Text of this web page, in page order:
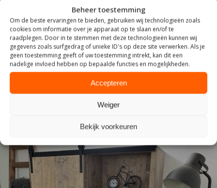
Beheer toestemming
Om de beste ervaringen te bieden, gebruiken wij technologieën zoals
cookies om informatie over je apparaat op te slaan en/of te
raadplegen. Door in te stemmen met deze technologieën kunnen wij
gegevens zoals surfgedrag of unieke ID's op deze site verwerken. Als je
geen toestemming geeft of uw toestemming intrekt, kan dit een
nadelige invloed hebben op bepaalde functies en mogelijkheden.
Accepteren
Weiger
Bekijk voorkeuren
ZITTEN